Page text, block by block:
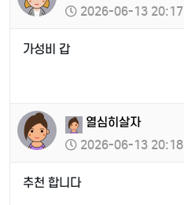
2026-06-13 20:17
가성비 갑
열심히살자
2026-06-13 20:18
추천 합니다